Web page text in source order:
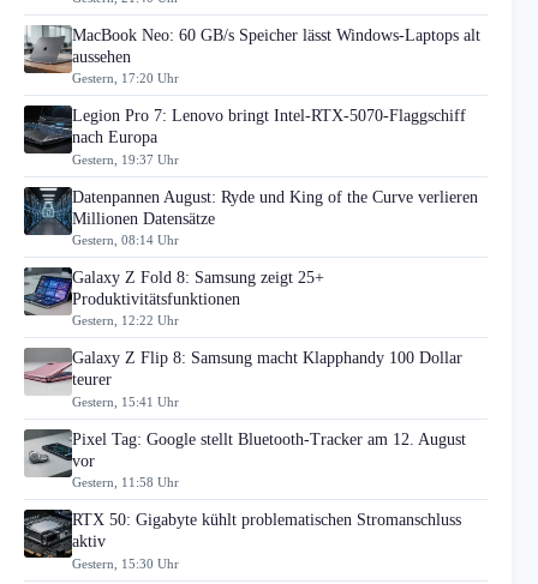
MacBook Neo: 60 GB/s Speicher lässt Windows-Laptops alt
aussehen
Gestern, 17:20 Uhr
Legion Pro 7: Lenovo bringt Intel-RTX-5070-Flaggschiff
nach Europa
Gestern, 19:37 Uhr
Datenpannen August: Ryde und King of the Curve verlieren
Millionen Datensätze
Gestern, 08:14 Uhr
Galaxy Z Fold 8: Samsung zeigt 25+
Produktivitätsfunktionen
Gestern, 12:22 Uhr
Galaxy Z Flip 8: Samsung macht Klapphandy 100 Dollar
teurer
Gestern, 15:41 Uhr
Pixel Tag: Google stellt Bluetooth-Tracker am 12. August
vor
Gestern, 11:58 Uhr
RTX 50: Gigabyte kühlt problematischen Stromanschluss
aktiv
Gestern, 15:30 Uhr